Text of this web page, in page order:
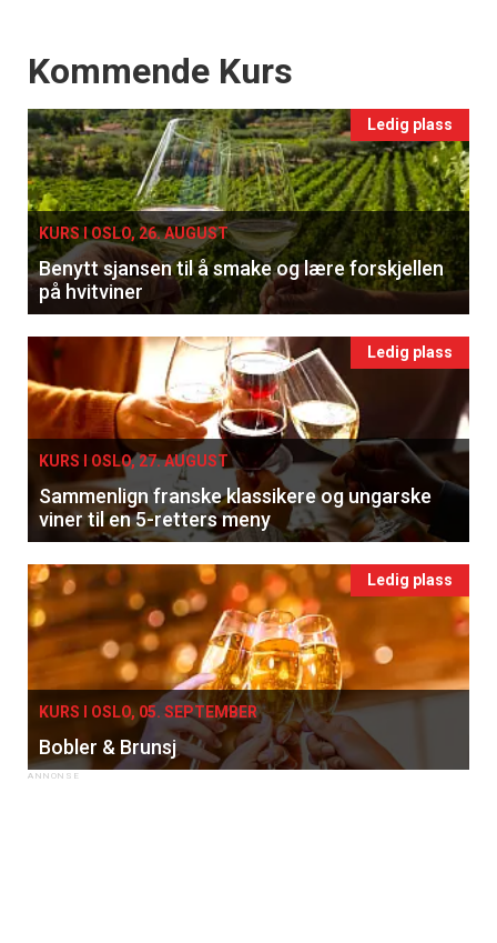
Events
Kommende Kurs
Ledig plass
KURS I OSLO, 26. AUGUST
Benytt sjansen til å smake og lære forskjellen
på hvitviner
Ledig plass
KURS I OSLO, 27. AUGUST
Sammenlign franske klassikere og ungarske
viner til en 5-retters meny
Ledig plass
KURS I OSLO, 05. SEPTEMBER
Bobler & Brunsj